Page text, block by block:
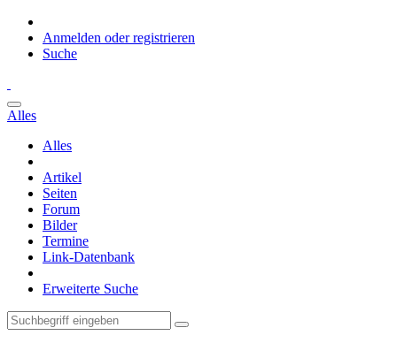
Anmelden oder registrieren
Suche
Alles
Alles
Artikel
Seiten
Forum
Bilder
Termine
Link-Datenbank
Erweiterte Suche